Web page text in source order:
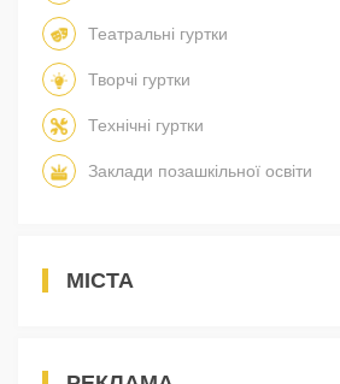
Театральні гуртки
Творчі гуртки
Технічні гуртки
Заклади позашкільної освіти
МІСТА